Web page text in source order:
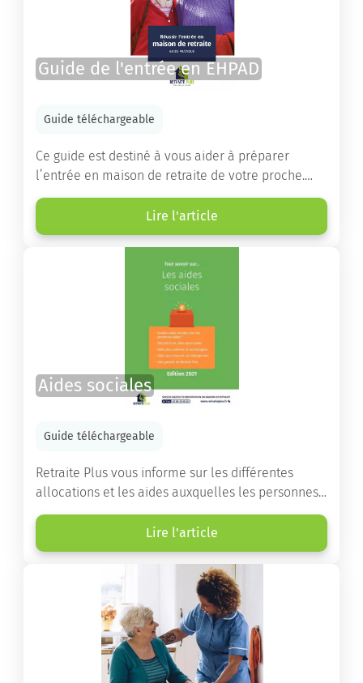
Guide de l'entrée en EHPAD
Guide téléchargeable
Ce guide est destiné à vous aider à préparer
l’entrée en maison de retraite de votre proche.
Vous y trouverez un panorama des différents types
d’établissements ainsi que des conseils pratiques
destinés à orienter les familles et à leur faciliter
Lire l'article
Aides sociales
Guide téléchargeable
Retraite Plus vous informe sur les différentes
allocations et les aides auxquelles les personnes
âgées ont droit pour financer un séjour en maison
de retraite ou un maintien à domicile.
Lire l'article